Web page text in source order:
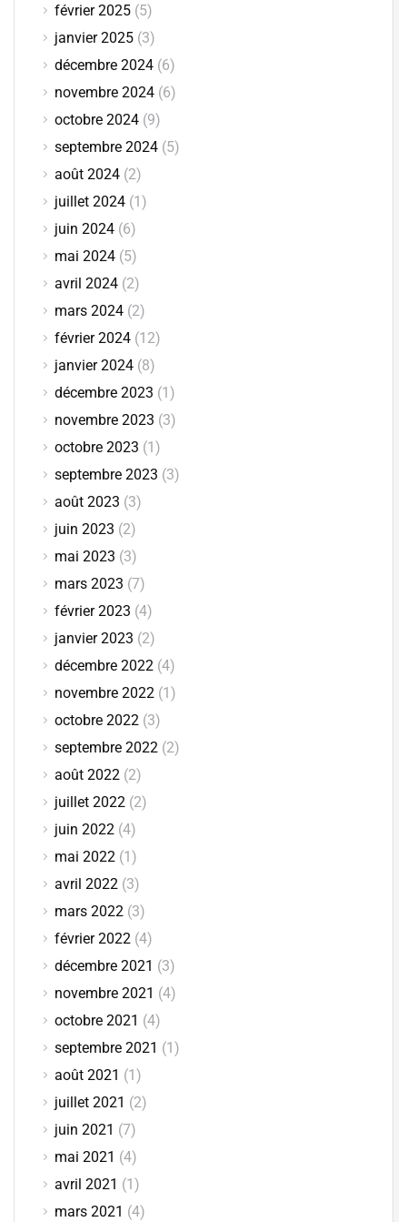
février 2025 (5)
janvier 2025 (3)
décembre 2024 (6)
novembre 2024 (6)
octobre 2024 (9)
septembre 2024 (5)
août 2024 (2)
juillet 2024 (1)
juin 2024 (6)
mai 2024 (5)
avril 2024 (2)
mars 2024 (2)
février 2024 (12)
janvier 2024 (8)
décembre 2023 (1)
novembre 2023 (3)
octobre 2023 (1)
septembre 2023 (3)
août 2023 (3)
juin 2023 (2)
mai 2023 (3)
mars 2023 (7)
février 2023 (4)
janvier 2023 (2)
décembre 2022 (4)
novembre 2022 (1)
octobre 2022 (3)
septembre 2022 (2)
août 2022 (2)
juillet 2022 (2)
juin 2022 (4)
mai 2022 (1)
avril 2022 (3)
mars 2022 (3)
février 2022 (4)
décembre 2021 (3)
novembre 2021 (4)
octobre 2021 (4)
septembre 2021 (1)
août 2021 (1)
juillet 2021 (2)
juin 2021 (7)
mai 2021 (4)
avril 2021 (1)
mars 2021 (4)